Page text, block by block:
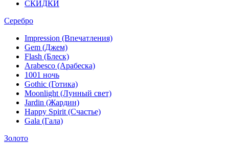
СКИДКИ
Серебро
Impression (Впечатления)
Gem (Джем)
Flash (Блеск)
Arabesco (Арабеска)
1001 ночь
Gothic (Готика)
Moonlight (Лунный свет)
Jardin (Жардин)
Happy Spirit (Счастье)
Gala (Гала)
Золото